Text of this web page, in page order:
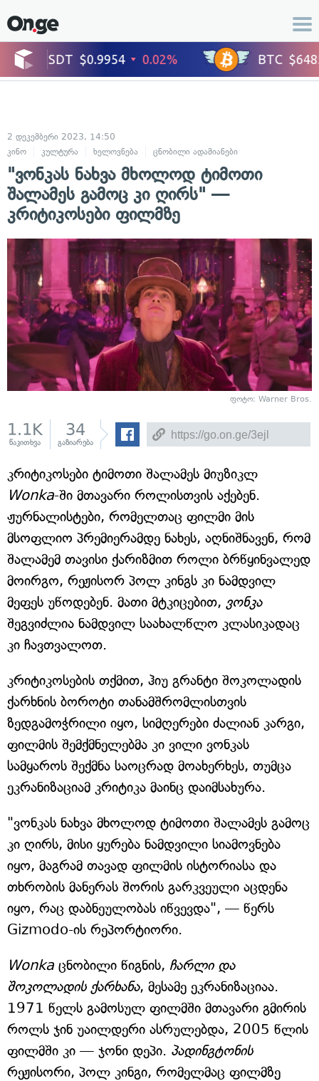
2 დეკემბერი 2023, 14:50
კინო
კულტურა ხელოვნება ცნობილი ადამიანები
"ვონკას ნახვა მხოლოდ ტიმოთი
შალამეს გამოც კი ღირს" —
კრიტიკოსები ფილმზე
ფოტო: Warner Bros.
1.1K
წაკითხვა
34
გაზიარება
კრიტიკოსები ტიმოთი შალამეს მიუზიკლ
Wonka-ში მთავარი როლისთვის აქებენ.
ჟურნალისტები, რომელთაც ფილმი მის
მსოფლიო პრემიერამდე ნახეს, აღნიშნავენ, რომ
შალამემ თავისი ქარიზმით როლი ბრწყინვალედ
მოირგო, რეჟისორ პოლ კინგს კი ნამდვილ
მეფეს უწოდებენ. მათი მტკიცებით, ვონკა
შეგვიძლია ნამდვილ საახალწლო კლასიკადაც
კი ჩავთვალოთ.
კრიტიკოსების თქმით, ჰიუ გრანტი შოკოლადის
ქარხნის ბოროტი თანამშრომლისთვის
ზედგამოჭრილი იყო, სიმღერები ძალიან კარგი,
ფილმის შემქმნელებმა კი ვილი ვონკას
სამყაროს შექმნა საოცრად მოახერხეს, თუმცა
ეკრანიზაციამ კრიტიკა მაინც დაიმსახურა.
"ვონკას ნახვა მხოლოდ ტიმოთი შალამეს გამოც
კი ღირს, მისი ყურება ნამდვილი სიამოვნება
იყო, მაგრამ თავად ფილმის ისტორიასა და
თხრობის მანერას შორის გარკვეული აცდენა
იყო, რაც დაბნეულობას იწვევდა", — წერს
Gizmodo-ის რეპორტიორი.
Wonka ცნობილი წიგნის, ჩარლი და
შოკოლადის ქარხანა, მესამე ეკრანიზაციაა.
1971 წელს გამოსულ ფილმში მთავარი გმირის
როლს ჯინ უაილდერი ასრულებდა, 2005 წლის
ფილმში კი — ჯონი დეპი. პადინგტონის
რეჟისორი, პოლ კინგი, რომელმაც ფილმზე